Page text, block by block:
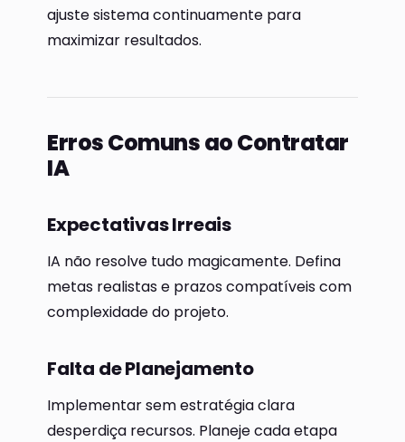
ajuste sistema continuamente para
maximizar resultados.
Erros Comuns ao Contratar
IA
Expectativas Irreais
IA não resolve tudo magicamente. Defina
metas realistas e prazos compatíveis com
complexidade do projeto.
Falta de Planejamento
Implementar sem estratégia clara
desperdiça recursos. Planeje cada etapa